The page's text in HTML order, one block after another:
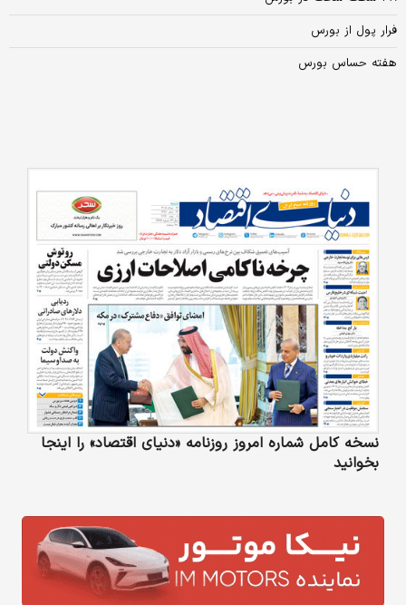
فرار پول از بورس
هفته حساس بورس
نسخه کامل شماره امروز روزنامه «دنیای‌ اقتصاد» را اینجا
بخوانید